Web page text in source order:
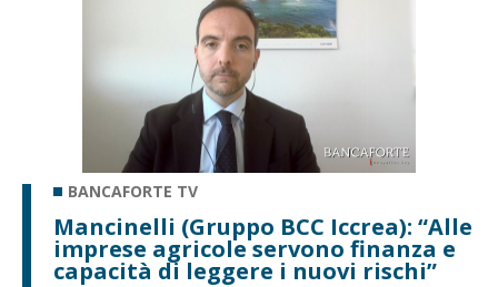
BANCAFORTE TV
Mancinelli (Gruppo BCC Iccrea): “Alle
imprese agricole servono finanza e
capacità di leggere i nuovi rischi”